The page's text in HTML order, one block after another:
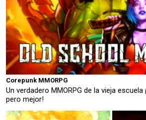
Corepunk MMORPG
Un verdadero MMORPG de la vieja
pero mejor!